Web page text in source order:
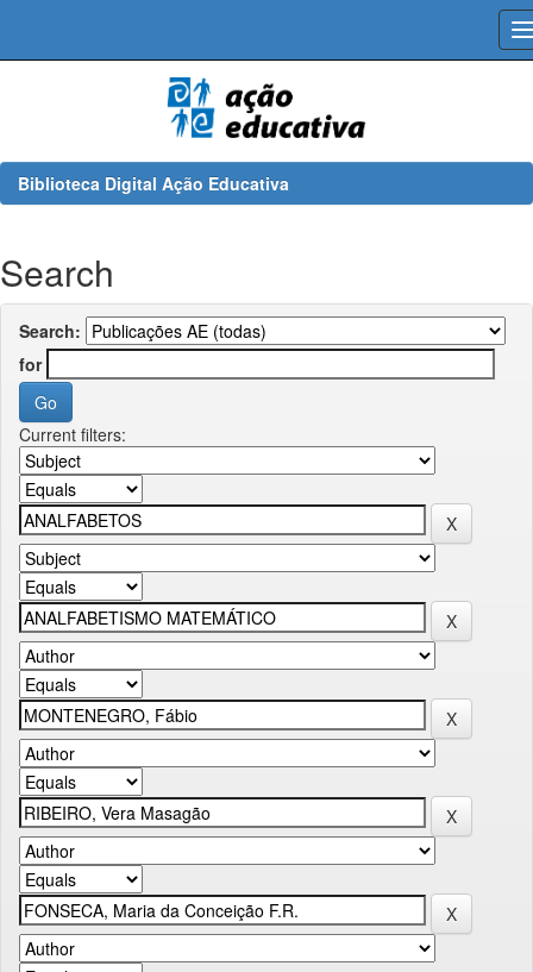
Biblioteca Digital Ação Educativa
Search
Search:
for
Current filters: